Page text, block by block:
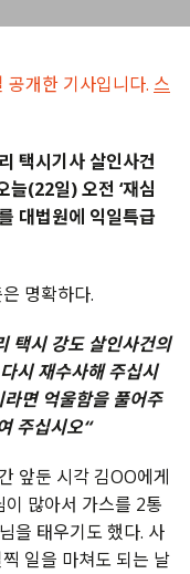
개한 기사입니다. 스
택시기사 살인사건
늘(22일)오전 ‘재심
대법원에 익일특급
명확하다.
택시 강도 살인사건의
다시 재수사해 주십시
라면 억울함을 풀어주
주십시오“
앞둔 시각김OO에게
이 많아서 가스를 2통
을 태우기도 했다. 사
일을 마쳐도 되는 날